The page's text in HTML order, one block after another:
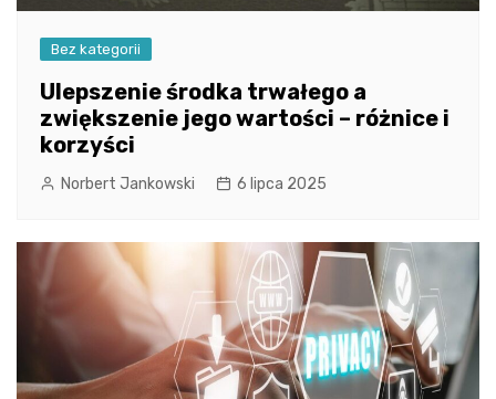
Bez kategorii
Ulepszenie środka trwałego a
zwiększenie jego wartości – różnice i
korzyści
Norbert Jankowski 6 lipca 2025